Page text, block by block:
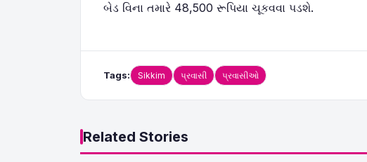
બેડ વિના તમારે 48,500 રૂપિયા ચૂકવવા પડશે.
Tags: Sikkim પ્રવાસી પ્રવાસીઓ
Related Stories